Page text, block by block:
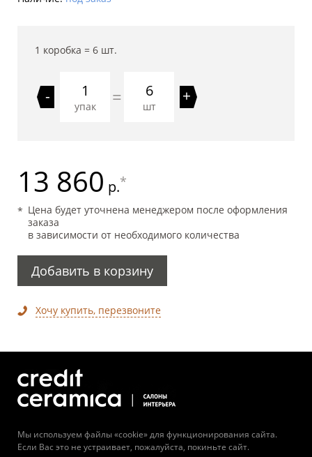
1 коробка = 6 шт.
-
упак = 6
шт
+
13 860 р.*
Цена будет уточнена менеджером после оформления
заказа
в зависимости от необходимого количества
Добавить в корзину
Хочу купить, перезвоните
Мы используем файлы «cookie» для функционирования сайта.
Если Вас это не устраивает, пожалуйста, покиньте сайт.